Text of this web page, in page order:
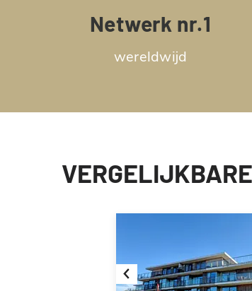
Netwerk nr.1
wereldwijd
Previous